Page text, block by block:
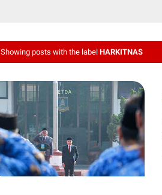
Showing posts with the label HARKITNAS